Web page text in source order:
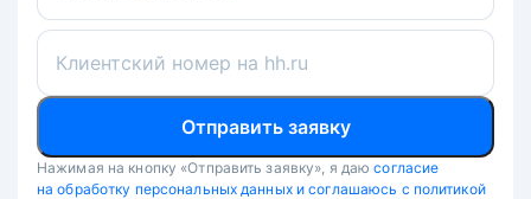
Клиентский номер на hh.ru
Отправить заявку
Нажимая на кнопку «Отправить заявку», я даю согласие
на обработку персональных данных и соглашаюсь с политикой